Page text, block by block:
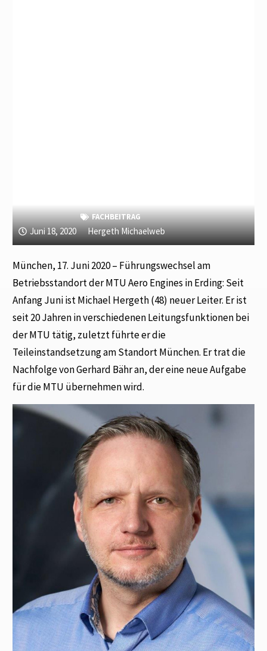
FACHBEITRAG
Juni 18, 2020 Hergeth Michaelweb
München, 17. Juni 2020 – Führungswechsel am
Betriebsstandort der MTU Aero Engines in Erding: Seit
Anfang Juni ist Michael Hergeth (48) neuer Leiter. Er ist
seit 20 Jahren in verschiedenen Leitungsfunktionen bei
der MTU tätig, zuletzt führte er die
Teileinstandsetzung am Standort München. Er trat die
Nachfolge von Gerhard Bähr an, der eine neue Aufgabe
für die MTU übernehmen wird.